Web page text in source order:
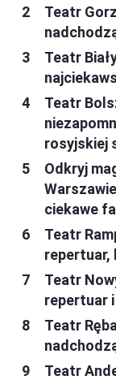
Teatr
Teatr
Teatr
rosyjskiej
Odkryj
ciekawe
Teatr
repertuar,
Teatr
repertuar
Teatr
Teatr